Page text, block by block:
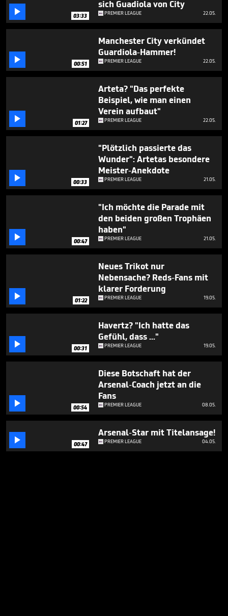
1
minute,
1
second
 03:33
sich Guadiola von City
PREMIER LEAGUE 22.05.
 00:51
Manchester City verkündet
Guardiola-Hammer!
PREMIER LEAGUE 22.05.
 01:27
Arteta? "Das perfekte
Beispiel, wie man einen
Verein aufbaut"
PREMIER LEAGUE 22.05.
 00:33
"Plötzlich passierte das
Wunder": Artetas besondere
Meister-Anekdote
PREMIER LEAGUE 21.05.
 00:47
"Ich möchte die Parade mit
den beiden großen Trophäen
haben"
PREMIER LEAGUE 21.05.
 01:22
Neues Trikot nur
Nebensache? Reds-Fans mit
klarer Forderung
PREMIER LEAGUE 19.05.
 00:31
Havertz? "Ich hatte das
Gefühl, dass ..."
PREMIER LEAGUE 19.05.
 00:54
Diese Botschaft hat der
Arsenal-Coach jetzt an die
Fans
PREMIER LEAGUE 08.05.
 00:47
Arsenal-Star mit Titelansage!
PREMIER LEAGUE 04.05.